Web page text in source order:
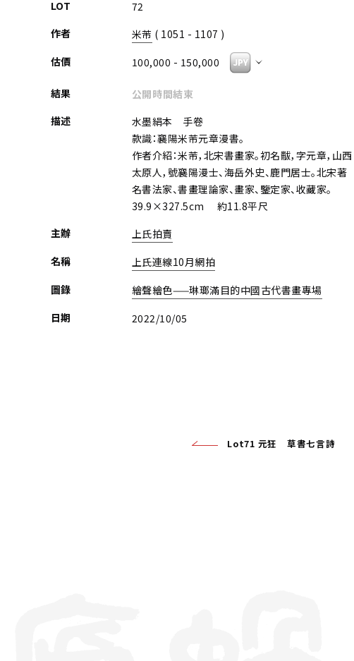
LOT
72
作者
米芾 ( 1051 - 1107 )
估價
100,000 - 150,000
結果
公開時間結束
描述
水墨絹本 手卷
款識：襄陽米芾元章漫書。
作者介紹：米芾，北宋書畫家。初名黻，字元章，山西
太原人，號襄陽漫士、海岳外史、鹿門居士。北宋著
名書法家、書畫理論家、畫家、鑒定家、收藏家。
39.9×327.5cm 約11.8平尺
主辦
上氏拍賣
名稱
上氏連線10月網拍
圖錄
繪聲繪色——琳瑯滿目的中國古代書畫專場
日期
2022/10/05
Lot71 元狂 草書七言詩